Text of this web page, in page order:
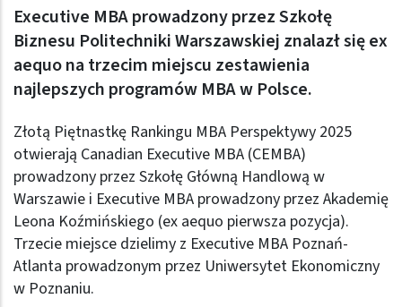
Executive MBA prowadzony przez Szkołę
Biznesu Politechniki Warszawskiej znalazł się ex
aequo na trzecim miejscu zestawienia
najlepszych programów MBA w Polsce.
Złotą Piętnastkę Rankingu MBA Perspektywy 2025
otwierają Canadian Executive MBA (CEMBA)
prowadzony przez Szkołę Główną Handlową w
Warszawie i Executive MBA prowadzony przez Akademię
Leona Koźmińskiego (ex aequo pierwsza pozycja).
Trzecie miejsce dzielimy z Executive MBA Poznań-
Atlanta prowadzonym przez Uniwersytet Ekonomiczny
w Poznaniu.